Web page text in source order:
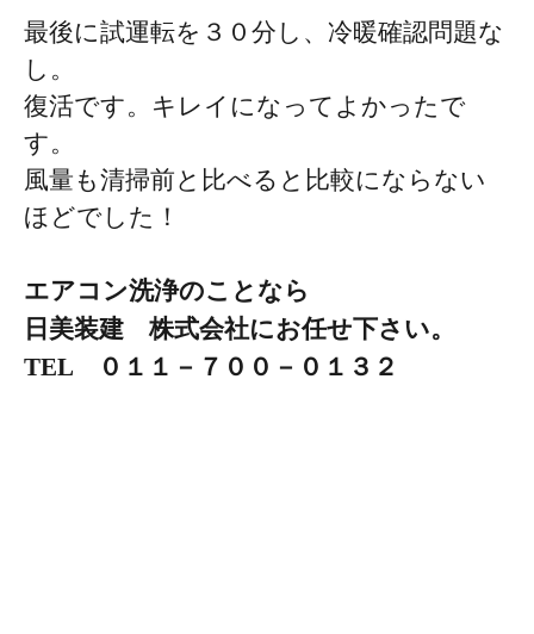
最後に試運転を３０分し、冷暖確認問題な
し。
復活です。キレイになってよかったで
す。
風量も清掃前と比べると比較にならない
ほどでした！
エアコン洗浄のことなら
日美装建 株式会社にお任せ下さい。
TEL ０１１－７００－０１３２